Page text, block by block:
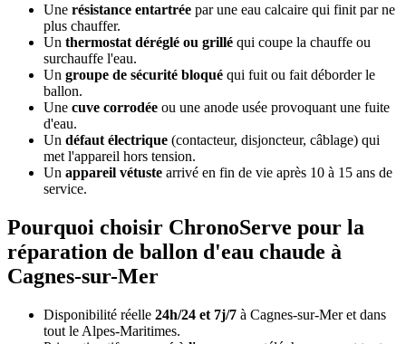
Une résistance entartrée par une eau calcaire qui finit par ne
plus chauffer.
Un thermostat déréglé ou grillé qui coupe la chauffe ou
surchauffe l'eau.
Un groupe de sécurité bloqué qui fuit ou fait déborder le
ballon.
Une cuve corrodée ou une anode usée provoquant une fuite
d'eau.
Un défaut électrique (contacteur, disjoncteur, câblage) qui
met l'appareil hors tension.
Un appareil vétuste arrivé en fin de vie après 10 à 15 ans de
service.
Pourquoi choisir ChronoServe pour la
réparation de ballon d'eau chaude à
Cagnes-sur-Mer
Disponibilité réelle 24h/24 et 7j/7 à Cagnes-sur-Mer et dans
tout le Alpes-Maritimes.